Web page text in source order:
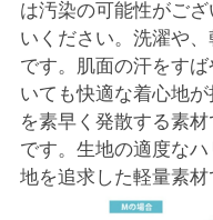
は汚染の可能性がご
いください。洗濯や
です。肌面の汗をす
いても快適な着心地
を素早く発散する素
です。生地の適度な
地を追求した軽量素材